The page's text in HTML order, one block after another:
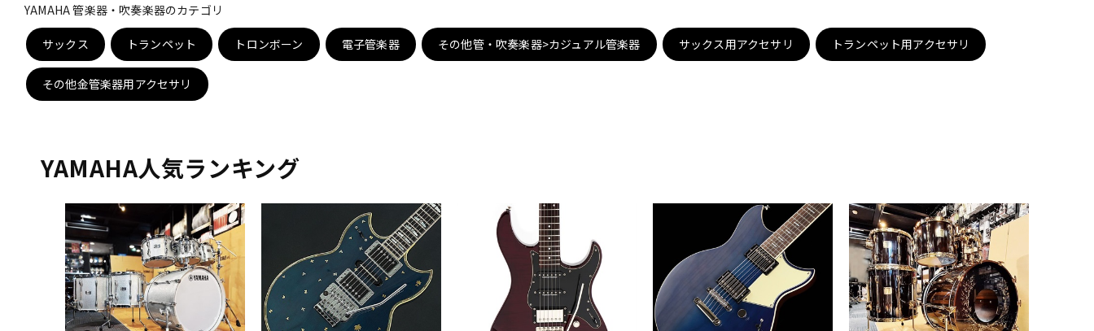
中古 ヴィンテージ
YAMAHA 管楽器・吹奏楽器のカテゴリ
サックス トランペット トロンボーン 電子管楽器 その他管・吹奏楽器>カジュアル管楽器 サックス用アクセサリ トランペット用アクセサリ
その他金管楽器用アクセサリ
YAMAHA人気ランキング